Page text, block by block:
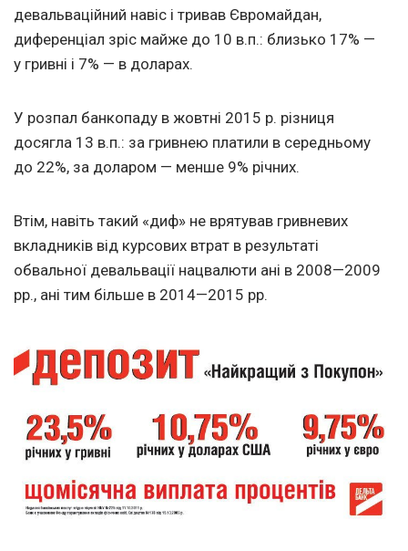
девальваційний навіс і тривав Євромайдан,
диференціал зріс майже до 10 в.п.: близько 17% —
у гривні і 7% — в доларах.
У розпал банкопаду в жовтні 2015 р. різниця
досягла 13 в.п.: за гривнею платили в середньому
до 22%, за доларом — менше 9% річних.
Втім, навіть такий «диф» не врятував гривневих
вкладників від курсових втрат в результаті
обвальної девальвації нацвалюти ані в 2008—2009
рр., ані тим більше в 2014—2015 рр.